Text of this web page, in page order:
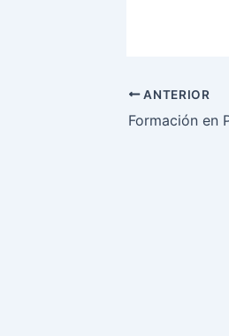
ANTERIOR
Formación en